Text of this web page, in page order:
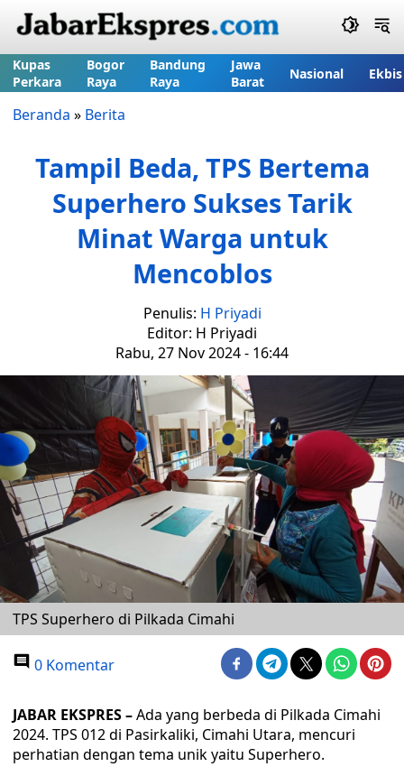
Kupas
Perkara
Bogor
Raya
Bandung
Raya
Jawa
Barat
Nasional Ekbis
Beranda » Berita
Tampil Beda, TPS Bertema
Superhero Sukses Tarik
Minat Warga untuk
Mencoblos
Penulis: H Priyadi
Editor: H Priyadi
Rabu, 27 Nov 2024 - 16:44
TPS Superhero di Pilkada Cimahi
0 Komentar
JABAR EKSPRES –Ada yang berbeda di Pilkada Cimahi
2024. TPS 012 di Pasirkaliki, Cimahi Utara, mencuri
perhatian dengan tema unik yaitu Superhero.